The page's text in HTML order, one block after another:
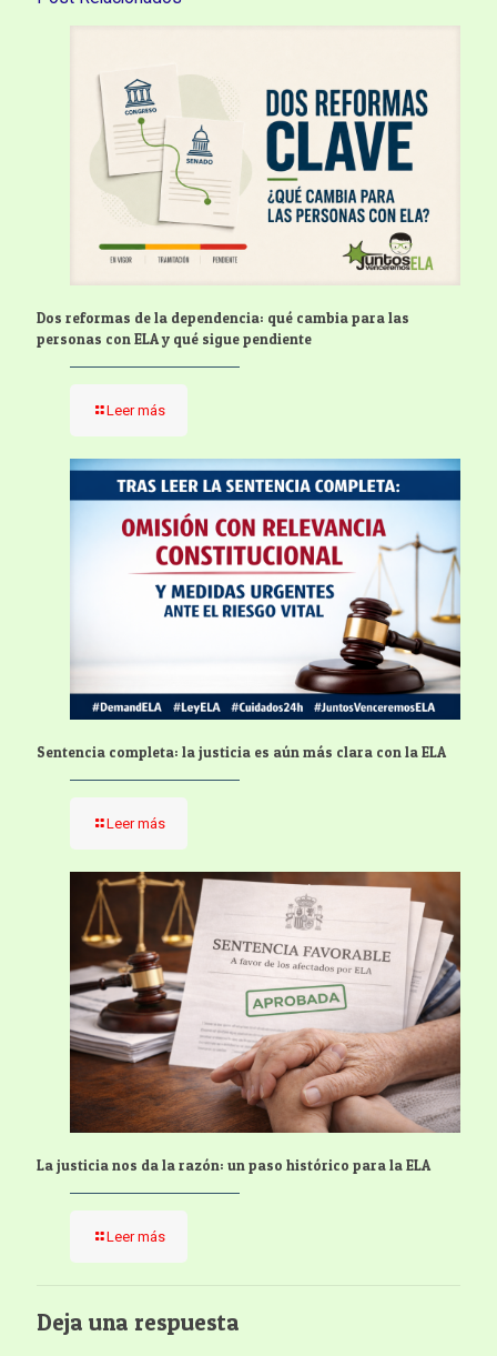
Dos reformas de la dependencia: qué cambia para las
personas con ELA y qué sigue pendiente
Leer más
Sentencia completa: la justicia es aún más clara con la ELA
Leer más
La justicia nos da la razón: un paso histórico para la ELA
Leer más
Deja una respuesta